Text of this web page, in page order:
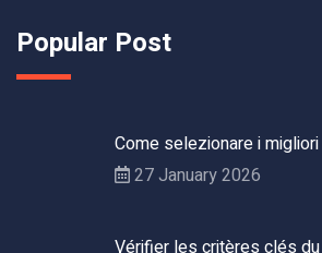
Popular Post
Come selezionare i migliori
27 January 2026
Vérifier les critères clés